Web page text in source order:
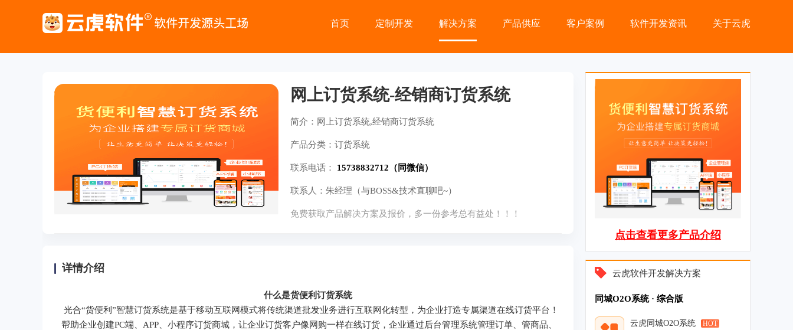
首页 定制开发 解决方案 产品供应 客户案例 软件开发资讯 关于云虎
网上订货系统-经销商订货系统
简介： 网上订货系统,经销商订货系统
产品分类： 订货系统
联系电话： 15738832712（同微信）
联系人： 朱经理（与BOSS&技术直聊吧~）
免费获取产品解决方案及报价，多一份参考总有益处！！！
详情介绍
什么是货便利订货系统
光合“货便利”智慧订货系统是基于移动互联网模式将传统渠道批发业务进行互联网化转型，为企业打造专属渠道在线订货平台！
帮助企业创建PC端、APP、小程序订货商城，让企业订货客户像网购一样在线订货，企业通过后台管理系统管理订单、管商品、
点击查看更多产品介绍
云虎软件开发解决方案
同城O2O系统 · 综合版
云虎同城O2O系统
HOT